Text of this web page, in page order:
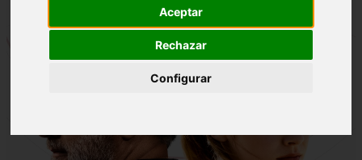
Aceptar
Rechazar
Configurar